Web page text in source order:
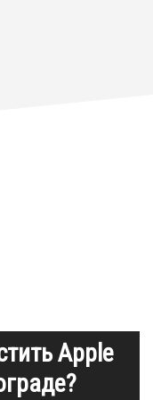
Apple